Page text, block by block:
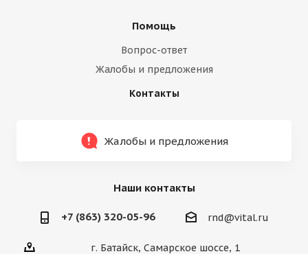
Помощь
Вопрос-ответ
Жалобы и предложения
Контакты
Жалобы и предложения
Наши контакты
+7 (863) 320-05-96 rnd@vital.ru
г. Батайск, Самарское шоссе, 1